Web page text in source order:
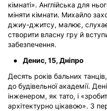
кімнаті». Англійська для
міняти кімнати. Михайло
джиу-джитсу, малює, слухає
створити власну гру й
забезпечення.
Денис, 15, Дніпро
Десять років бальних
до будівельної академії.
інженером, як тато, і
архітектурно цікавою». З